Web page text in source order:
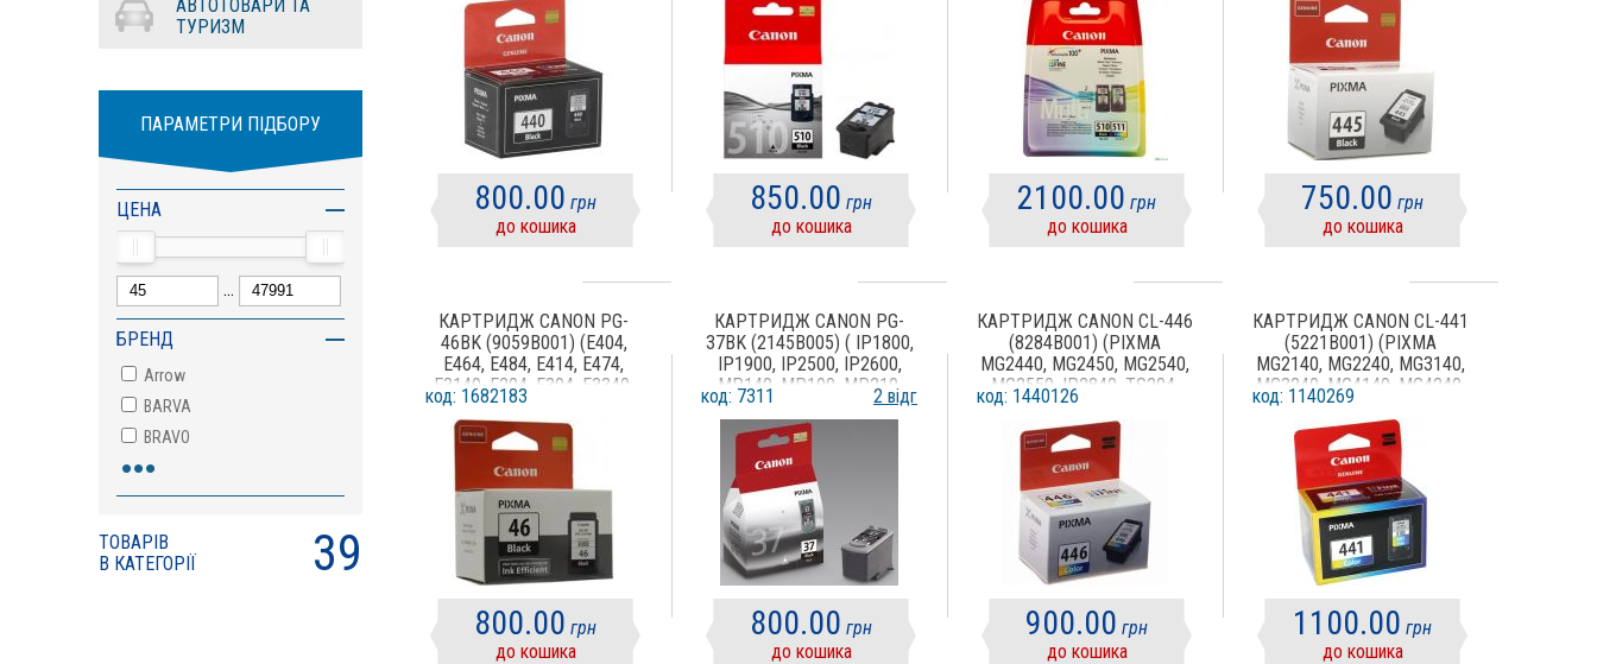
АВТОТОВАРИ ТА
ТУРИЗМ
ПАРАМЕТРИ ПІДБОРУ
ЦЕНА
...
БРЕНД
Arrow
BARVA
BRAVO
Brother
Canon
Epson
•••
ТОВАРІВ
В КАТЕГОРІЇ
39
MG3540, MX474, MX534,
TS5140, MG3640S) BLACK
800.00 грн
до кошика
MP480, MP490, MP492,
MP495, MP499, MX320,
MX330, MX340, MX350,
MX360, MX410, MX420)
BLACK
850.00 грн
до кошика
MP272, MP280, MP282,
MP480, MP490, MP492,
MP495, MP499, MX320,
MX330, MX340, MX350,
MX360, MX410, MX420)
2100.00 грн
до кошика
750.00 грн
до кошика
КАРТРИДЖ CANON PG-
46BK (9059B001) (E404,
E464, E484, E414, E474,
E3140, E204, E304, E3340,
E3440) BLACK
код: 1682183
800.00 грн
до кошика
КАРТРИДЖ CANON PG-
37BK (2145B005) ( IP1800,
IP1900, IP2500, IP2600,
MP140, MP190, MP210,
MP220, MP470, MX300,
MX310) BLACK
2 відг
код: 7311
800.00 грн
до кошика
КАРТРИДЖ CANON CL-446
(8284B001) (PIXMA
MG2440, MG2450, MG2540,
MG2550, IP2840, TS204,
TS304, TS3340, TR4540)
COLOR
код: 1440126
900.00 грн
до кошика
КАРТРИДЖ CANON CL-441
(5221B001) (PIXMA
MG2140, MG2240, MG3140,
MG3240, MG4140, MG4240,
MX374, MX394, MX434,
MX454, MX514, MX524,
MG3540, MX474, MX534,
TS5140, MG3640S) COLOR
код: 1140269
1100.00 грн
до кошика